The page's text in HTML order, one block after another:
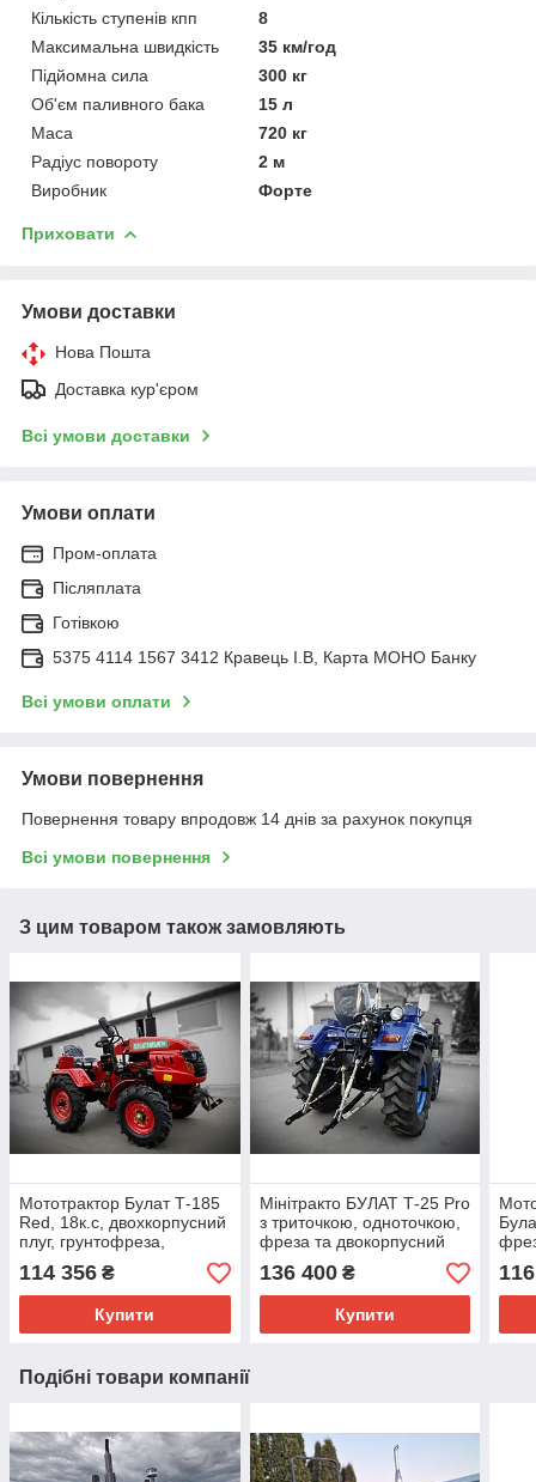
Кількість ступенів кпп
8
Максимальна швидкість
35 км/год
Підйомна сила
300 кг
Об'єм паливного бака
15 л
Маса
720 кг
Радіус повороту
2 м
Виробник
Форте
Приховати
Умови доставки
Нова Пошта
Доставка кур'єром
Всі умови доставки
Умови оплати
Пром-оплата
Післяплата
Готівкою
5375 4114 1567 3412 Кравець І.В, Карта МОНО Банку
Всі умови оплати
Умови повернення
Повернення товару впродовж 14 днів за рахунок покупця
Всі умови повернення
З цим товаром також замовляють
Мототрактор Булат Т-185
Red, 18к.с, двохкорпусний
плуг, грунтофреза,
передня гідравліка
114 356 ₴
Купити
Мінітракто БУЛАТ Т-25 Pro
з триточкою, одноточкою,
фреза та двокорпусний
плуг
136 400₴
Купити
Подібні товари компанії